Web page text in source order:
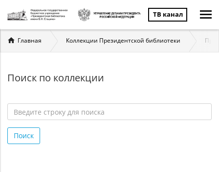
ТВ канал
Вы
здесь
Главная Коллекции Президентской библиотеки
Поиск по коллекции
строку
для
Поиск